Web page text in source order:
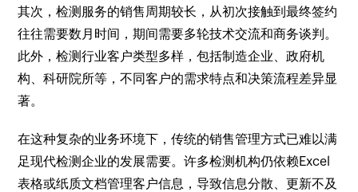
其次，检测服务的销售周期较长，从初次接触到最终签约
往往需要数月时间，期间需要多轮技术交流和商务谈判。
此外，检测行业客户类型多样，包括制造企业、政府机
构、科研院所等，不同客户的需求特点和决策流程差异显
著。
在这种复杂的业务环境下，传统的销售管理方式已难以满
足现代检测企业的发展需要。许多检测机构仍依赖Excel
表格或纸质文档管理客户信息，导致信息分散、更新不及